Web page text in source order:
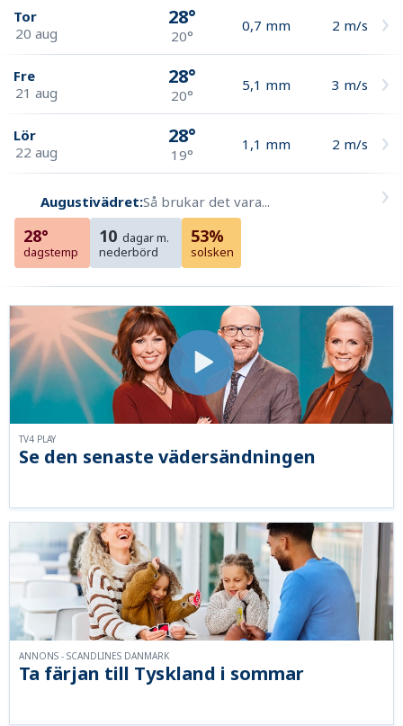
Tor
20 aug
28°
20°
0,7 mm 2 m/s
Fre
21 aug
28°
20°
5,1 mm 3 m/s
Lör
22 aug
28°
19°
1,1 mm 2 m/s
Augustivädret:Så brukar det vara...
28°
dagstemp
10 dagar m.
nederbörd
53%
solsken
Se den senaste vädersändningen
TV4 PLAY
Ta färjan till Tyskland i sommar
ANNONS - SCANDLINES DANMARK